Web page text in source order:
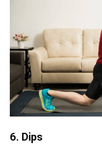
6. Dips